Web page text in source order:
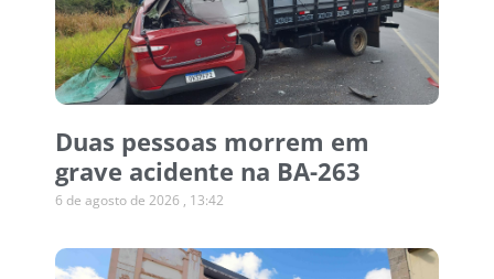
Duas pessoas morrem em
grave acidente na BA-263
6 de agosto de 2026 13:42